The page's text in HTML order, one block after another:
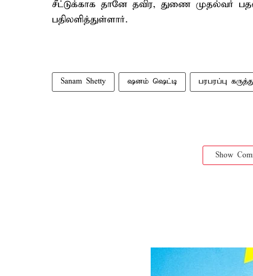
சீட்டுக்காக தானே தவிர, துணை முதல்வர்
பதிலளித்துள்ளார்.
Sanam Shetty ஷனம் ஷெட்டி பரபரப்பு
Show